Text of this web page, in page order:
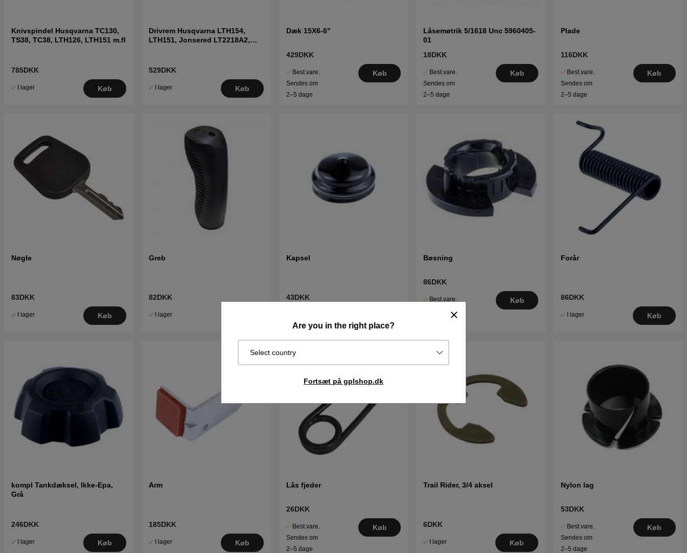
Are you in the right place?
Select country
Fortsæt på gplshop.dk
Knivspindel Husqvarna TC130,
TS38, TC38, LTH126, LTH151 m.fl
785DKK
I lager Køb
Drivrem Husqvarna LTH154,
LTH151, Jonsered LT2218A2,
529DKK
I lager Køb
Dæk 15X6-6"
429DKK
Best.vare.
Sendes om
2–5 dage
Køb
Låsemøtrik 5/1618 Unc 5960405-
01
18DKK
Best.vare.
Sendes om
2–5 dage
Køb
Plade
116DKK
Best.vare.
Sendes om
2–5 dage
Køb
Nøgle
83DKK
I lager Køb
Greb
82DKK
I lager
Kapsel
43DKK
Bøsning
86DKK
Best.vare.
Sendes om
Køb
Forår
86DKK
I lager Køb
kompl Tankdæksel, Ikke-Epa,
Grå
246DKK
I lager Køb
Arm
185DKK
I lager Køb
Lås fjeder
26DKK
Best.vare.
Sendes om
2–5 dage
Køb
Trail Rider, 3/4 aksel
6DKK
I lager Køb
Nylon lag
53DKK
Best.vare.
Sendes om
2–5 dage
Køb